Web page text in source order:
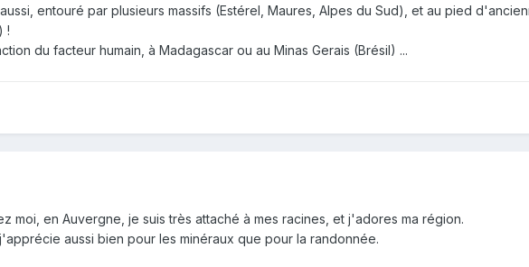
entouré par plusieurs massifs (Estérel, Maures, Alpes du Sud), et au pied
!
du facteur humain, à Madagascar ou au Minas Gerais (Brésil) ...
moi, en Auvergne, je suis très attaché à mes racines, et j'adores ma région.
aussi bien pour les minéraux que pour la randonnée.